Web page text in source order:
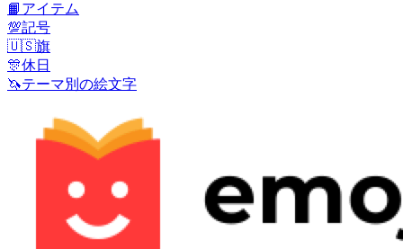
📙 アイテム
💯記号
🇺🇸旗
🎊休日
🦄テーマ別の絵文字